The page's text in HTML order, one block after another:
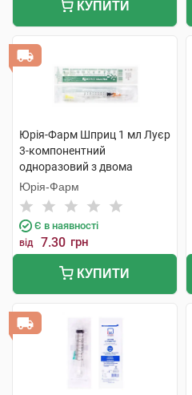
КУПИТИ
Юрія-Фарм Шприц 1 мл Луєр
3-компонентний
одноразовий з двома
голками 1 шт
Юрія-Фарм
Є в наявності
від 7.30 грн
КУПИТИ